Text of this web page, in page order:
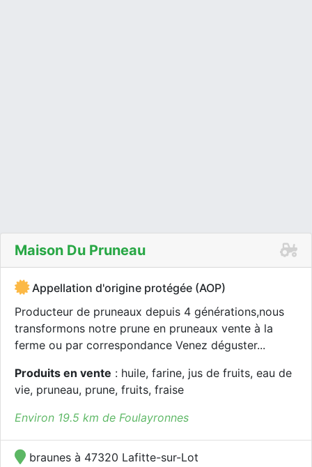
Maison Du Pruneau
Appellation d'origine protégée (AOP)
Producteur de pruneaux depuis 4 générations,nous
transformons notre prune en pruneaux vente à la
ferme ou par correspondance Venez déguster...
Produits en vente : huile, farine, jus de fruits, eau de
vie, pruneau, prune, fruits, fraise
Environ 19.5 km de Foulayronnes
braunes à 47320 Lafitte-sur-Lot